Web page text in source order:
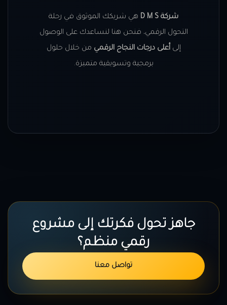
شركة D M S
هي شريكك الموثوق في رحلة
التحول الرقمي، فنحن هنا لنساعدك على الوصول
إلىأعلى درجات النجاح الرقمي من خلال حلول
برمجية وتسويقية متميزة.
جاهز تحول فكرتك إلى مشروع
رقمي منظم؟
تواصل معنا